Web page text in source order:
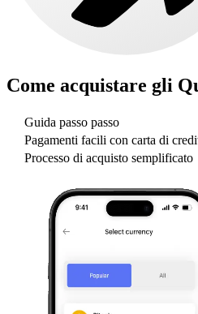
Come acquistare gli
Guida passo passo
Pagamenti facili con carta di
Processo di acquisto semplificato